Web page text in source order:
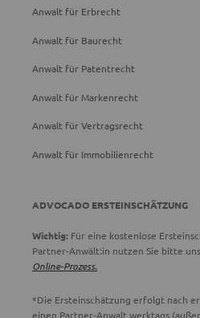
Anwalt für Erbrecht
Anwalt für Baurecht
Anwalt für Patentrecht
Anwalt für Markenrecht
Anwalt für Vertragsrecht
Anwalt für Immobilienrecht
ADVOCADO ERSTEINSCHÄTZUNG
Wichtig: Für eine kostenlose
Partner-Anwält:in nutzen Sie bitte
Online-Prozess.
*Die Ersteinschätzung erfolgt nach
einen Partner-Anwalt werktags